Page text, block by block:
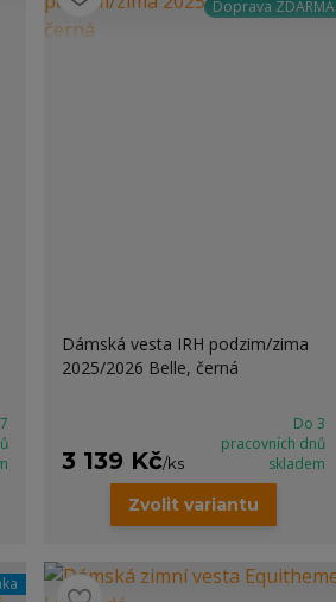
Doprava ZDARMA
Dámská vesta IRH podzim/zima
2025/2026 Belle, černá
3 139 Kč/ks
Do 3
pracovních dnů
skladem
Zvolit variantu